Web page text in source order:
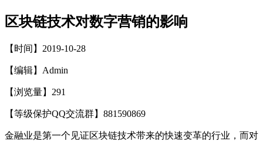
区块链技术对数字营销的影响
【时间】2019-10-28
【编辑】Admin
【浏览量】 291
【等级保护QQ交流群】881590869
金融业是第一个见证区块链技术带来的快速变革的行业，而对